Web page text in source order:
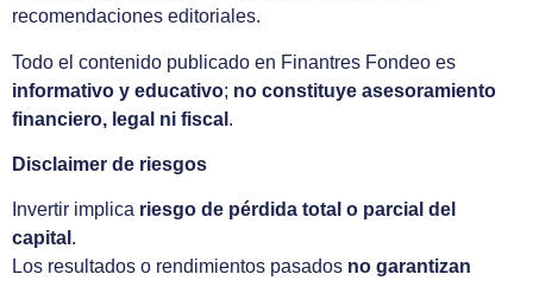
recomendaciones editoriales.
Todo el contenido publicado en Finantres Fondeo es
informativo y educativo; no constituye asesoramiento
financiero, legal ni fiscal .
Disclaimer de riesgos
Invertir implica riesgo de pérdida total o parcial del
capital .
Los resultados o rendimientos pasados no garantizan